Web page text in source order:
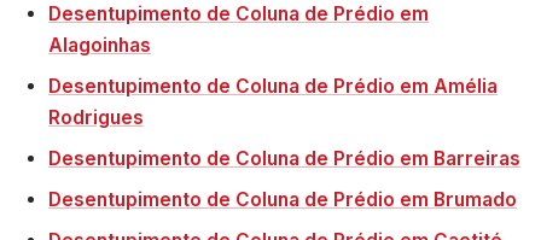
Desentupimento de Coluna de Prédio em
Alagoinhas
Desentupimento de Coluna de Prédio em Amélia
Rodrigues
Desentupimento de Coluna de Prédio em Barreiras
Desentupimento de Coluna de Prédio em Brumado